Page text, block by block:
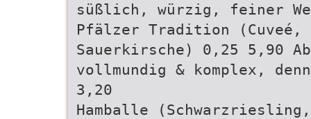
süßlich, würzig, feiner
Pfälzer Tradition
Sauerkirsche) 0,25 5,90
vollmundig & komplex,
3,20
Hamballe